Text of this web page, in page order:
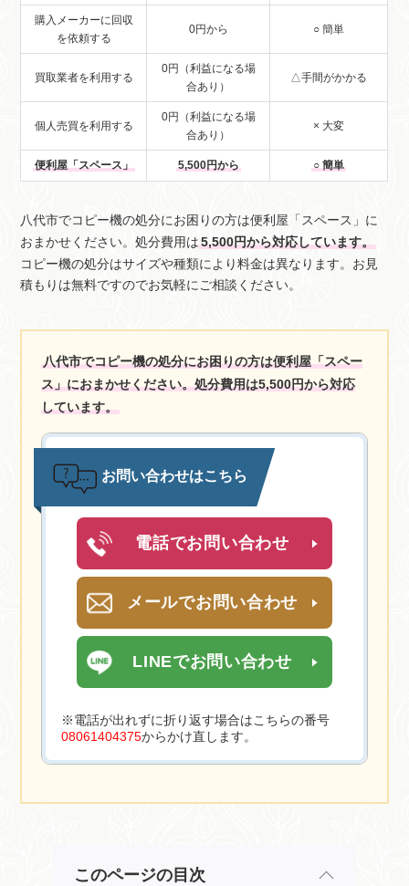
購入メーカーに回収
を依頼する
0円から ○ 簡単
買取業者を利用する
0円（利益になる場
合あり）
△手間がかかる
個人売買を利用する
0円（利益になる場
合あり）
× 大変
便利屋「スペース」 5,500円から ○ 簡単
八代市でコピー機の処分にお困りの方は便利屋「スペース」に
おまかせください。処分費用は5,500円から対応しています。
コピー機の処分はサイズや種類により料金は異なります。お見
積もりは無料ですのでお気軽にご相談ください。
八代市でコピー機の処分にお困りの方は便利屋「スペー
ス」におまかせください。処分費用は5,500円から対応
しています。
お問い合わせはこちら
電話でお問い合わせ
メールでお問い合わせ
LINEでお問い合わせ
※電話が出れずに折り返す場合はこちらの番号
08061404375からかけ直します。
このページの目次